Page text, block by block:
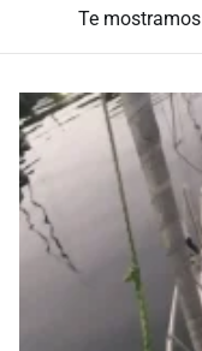
Te